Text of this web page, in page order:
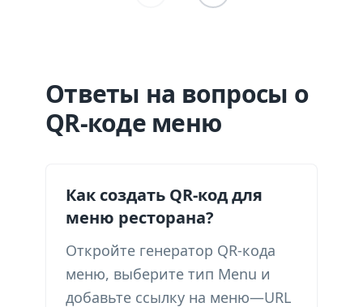
Ответы на вопросы о
QR-коде меню
Как создать QR-код для
меню ресторана?
Откройте генератор QR-кода
меню, выберите тип Menu и
добавьте ссылку на меню—URL